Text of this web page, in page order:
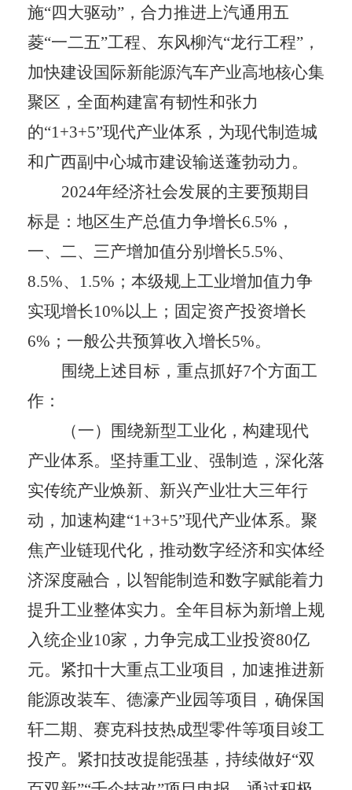
施“四大驱动” ，合力推进上汽通用五
菱“一二五”工程、东风柳汽“龙行工程” ，
加快建设国际新能源汽车产业高地核心集
聚区，全面构建富有韧性和张力
的“1+3+5”现代产业体系，为现代制造城
和广西副中心城市建设输送蓬勃动力。
2024年经济社会发展的主要预期目
标是： 地区生产总值力争增长6.5% ，
一、二、三产增加值分别增长5.5%、
8.5%、 1.5% ；本级规上工业增加值力争
实现增长10%以上；固定资产投资增长
6% ；一般公共预算收入增长5%。
围绕上述目标，重点抓好7个方面工
作：
（一）围绕新型工业化，构建现代
产业体系。 坚持重工业、强制造，深化落
实传统产业焕新、新兴产业壮大三年行
动，加速构建“1+3+5”现代产业体系。聚
焦产业链现代化，推动数字经济和实体经
济深度融合，以智能制造和数字赋能着力
提升工业整体实力。全年目标为新增上规
入统企业10家，力争完成工业投资80亿
元。紧扣十大重点工业项目，加速推进新
能源改装车、德濠产业园等项目，确保国
轩二期、赛克科技热成型零件等项目竣工
投产。紧扣技改提能强基，持续做好“双